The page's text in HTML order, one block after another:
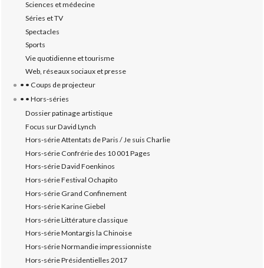
Sciences et médecine
Séries et TV
Spectacles
Sports
Vie quotidienne et tourisme
Web, réseaux sociaux et presse
• • Coups de projecteur
• • Hors-séries
Dossier patinage artistique
Focus sur David Lynch
Hors-série Attentats de Paris / Je suis Charlie
Hors-série Confrérie des 10 001 Pages
Hors-série David Foenkinos
Hors-série Festival Ochapito
Hors-série Grand Confinement
Hors-série Karine Giebel
Hors-série Littérature classique
Hors-série Montargis la Chinoise
Hors-série Normandie impressionniste
Hors-série Présidentielles 2017